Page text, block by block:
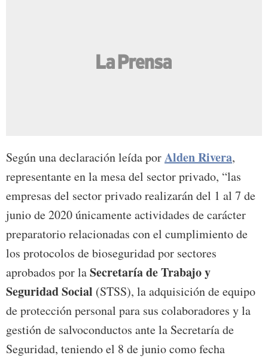
Según una declaración leída porAlden Rivera,
representante en la mesa del sector privado, “las
empresas del sector privado realizarán del 1 al 7 de
junio de 2020 únicamente actividades de carácter
preparatorio relacionadas con el cumplimiento de
los protocolos de bioseguridad por sectores
aprobados por laSecretaría de Trabajo y
Seguridad Social (STSS), la adquisición de equipo
de protección personal para sus colaboradores y la
gestión de salvoconductos ante la Secretaría de
Seguridad, teniendo el 8 de junio como fecha